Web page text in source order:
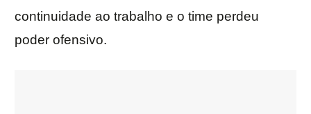
continuidade ao trabalho e o time perdeu
poder ofensivo.